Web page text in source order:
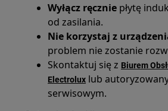
Wyłącz ręcznie płytę
od zasilania.
Nie korzystaj z
problem nie zostanie
Skontaktuj się z Biurem
Electrolux lub
serwisowym.